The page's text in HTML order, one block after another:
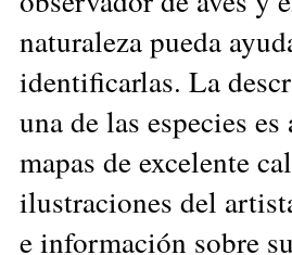
naturaleza pueda
identificarlas. La
una de las especies
mapas de excelente
ilustraciones del
e información sobre